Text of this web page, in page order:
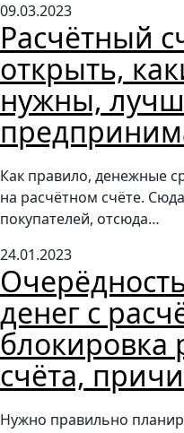
09.03.2023
Расчётный
открыть,
нужны,
Как правило, денежные
на расчётном счёте.
покупателей, отсюда…
24.01.2023
денег с
блокировка
счёта,
Нужно правильно